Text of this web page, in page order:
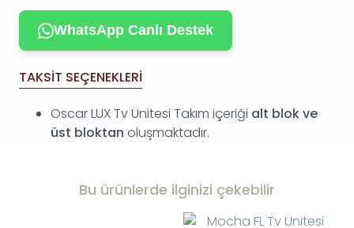
WhatsApp Canlı Destek
TAKSIT SEÇENEKLERI
Oscar LUX Tv Ünitesi Takım içeriği alt blok ve
üst bloktan oluşmaktadır.
Bu ürünlerde ilginizi çekebilir